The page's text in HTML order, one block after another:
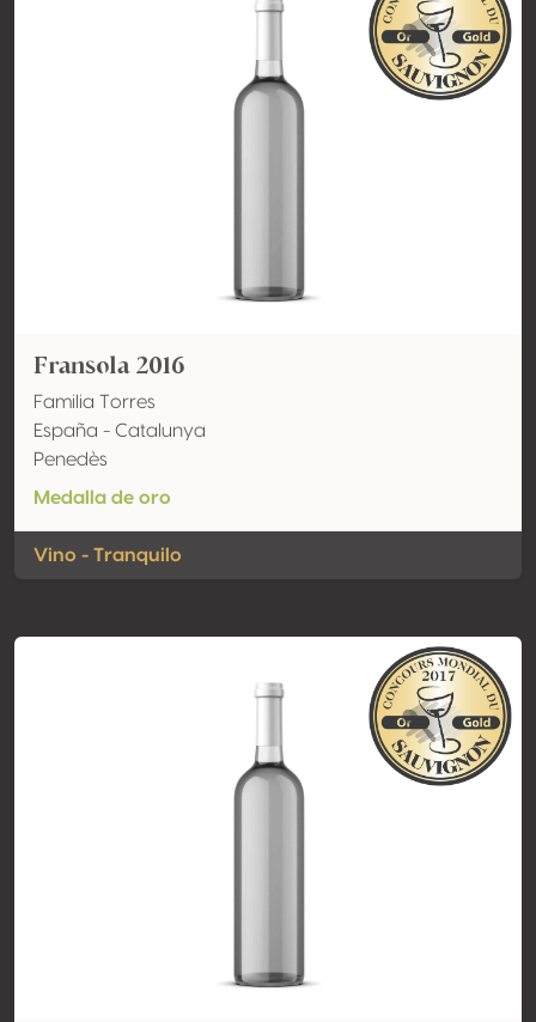
Fransola 2016
Familia Torres
España - Catalunya
Penedès
Medalla de oro
Vino - Tranquilo